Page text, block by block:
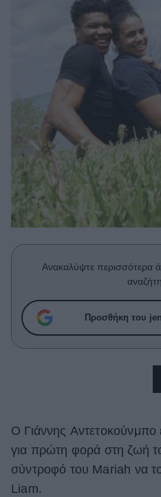
Well being
Υγεία + Διατροφή
Σχέσεις & Σεξ
Woman Power
Parenting
Working Girl
Real Women
Πρόσωπα
Celebrities
True Stories
Ask the Guru
Success Stories
Living
Deco
Cooking
Ανακαλύψτε περισσότερα
Προσθήκη του
Ο Γιάννης Αντετοκούνμπο
για πρώτη φορά στη ζωή
σύντροφό του Mariah να
Liam.